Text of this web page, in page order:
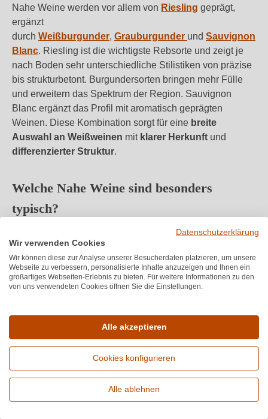
Nahe Weine werden vor allem von Riesling geprägt,
ergänzt
durch Weißburgunder, Grauburgunder und Sauvignon
Blanc. Riesling ist die wichtigste Rebsorte und zeigt je
nach Boden sehr unterschiedliche Stilistiken von präzise
bis strukturbetont. Burgundersorten bringen mehr Fülle
und erweitern das Spektrum der Region. Sauvignon
Blanc ergänzt das Profil mit aromatisch geprägten
Weinen. Diese Kombination sorgt für eine breite
Auswahl an Weißweinen mit klarer Herkunft und
differenzierter Struktur.
Welche Nahe Weine sind besonders
typisch?
Typische Nahe Weine sind strukturierteRieslingemit
Herkunftsausdruck. Aromatisch zeigen sich Zitrus,
Apfel, Steinobst sowie würzige und mineralische Noten,
die stark vom jeweiligen Boden beeinflusst sind. Die
unterschiedliche Ausprägungen je nach Lage und
Edelstahltank, teilweise ergänzt durch Holz, um
zusätzliche Struktur zu erzeugen.
Speiseempfehlungen zu Nahe Weinen
Erweiterte Suche
Datenschutzerklärung
Wir verwenden Cookies
Wir können diese zur Analyse unserer Besucherdaten platzieren, um unsere
Webseite zu verbessern, personalisierte Inhalte anzuzeigen und Ihnen ein
großartiges Webseiten-Erlebnis zu bieten. Für weitere Informationen zu den
von uns verwendeten Cookies öffnen Sie die Einstellungen.
Alle akzeptieren
Cookies konfigurieren
Alle ablehnen